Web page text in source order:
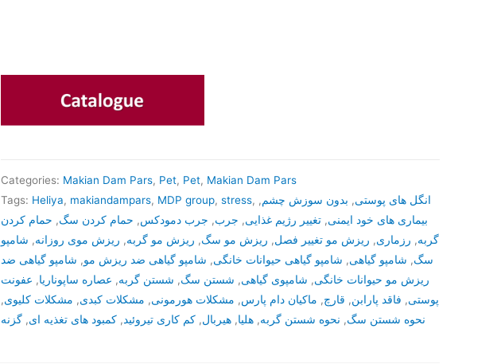
Categories: Makian Dam Pars, Pet, Pet, Makian Dam Pars
Tags: Heliya, makiandampars, MDP group, stress, انگل های پوستی, بدون سوزش چشم,
بیماری های خود ایمنی, تغییر رژیم غذایی, جرب, جرب دمودکس, حمام کردن سگ, حمام کردن
گربه, رزماری, ریزش مو تغییر فصل, ریزش مو سگ, ریزش مو گربه, ریزش موی روزانه, شامپو
سگ, شامپو گیاهی, شامپو گیاهی حیوانات خانگی, شامپو گیاهی ضد ریزش مو, شامپو گیاهی ضد
ریزش مو حیوانات خانگی, شامپوی گیاهی, شستن سگ, شستن گربه, عصاره ساپوناریا, عفونت
پوستی, فاقد پارابن, قارچ, ماکیان دام پارس, مشکلات هورمونی, مشکلات کبدی, مشکلات کلیوی,
نحوه شستن سگ, نحوه شستن گربه, هلیا, هیربال, کم کاری تیروئید, کمبود های تغذیه ای, گزنه